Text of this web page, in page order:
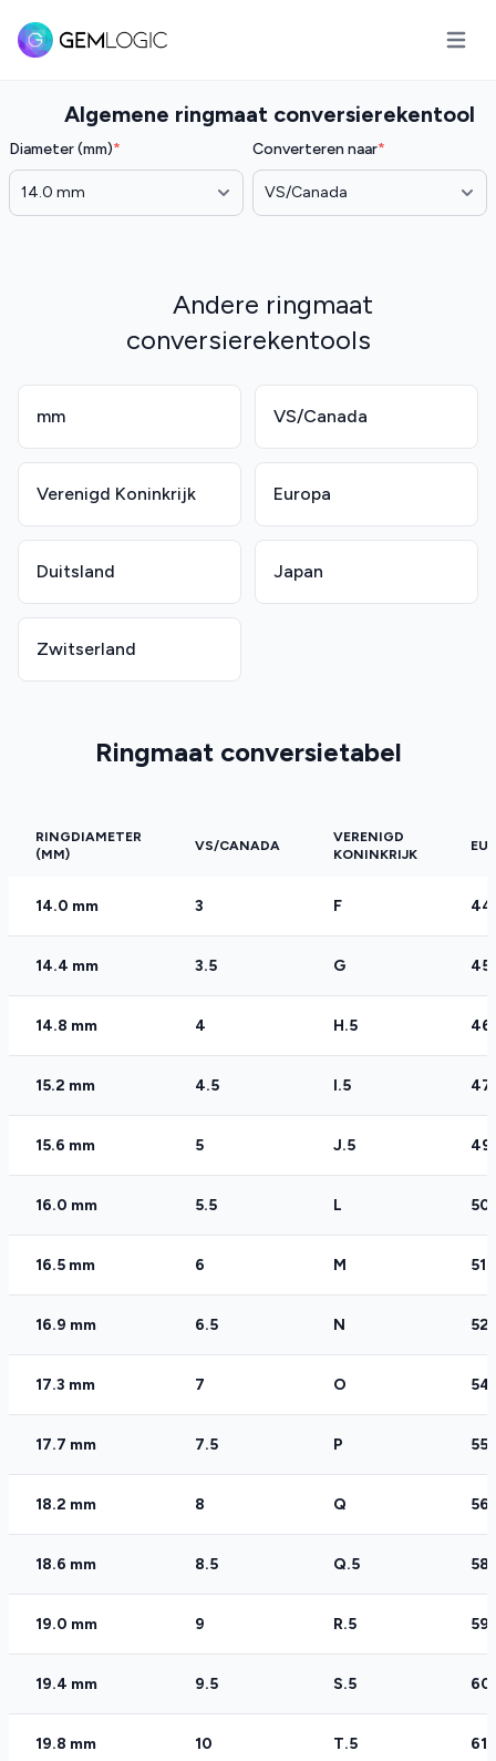
Algemene ringmaat conversierekentool
Diameter (mm)* Converteren naar*
Andere ringmaat
conversierekentools
mm VS/Canada
Verenigd Koninkrijk Europa
Duitsland Japan
Zwitserland
Ringmaat conversietabel
RINGDIAMETER
(MM)
VS/CANADA
VERENIGD
KONINKRIJK
14.0 mm 3 F 44
14.4 mm 3.5 G
14.8 mm 4 H.5
15.2 mm 4.5 I.5
15.6 mm 5 J.5 49
16.0 mm 5.5 L
16.5 mm 6 M
16.9 mm 6.5 N
17.3 mm 7 O 54
17.7 mm 7.5 P
18.2 mm 8 Q
18.6 mm 8.5 Q.5 58
19.0 mm 9 R.5
19.4 mm 9.5 S.5
19.8 mm 10 T.5